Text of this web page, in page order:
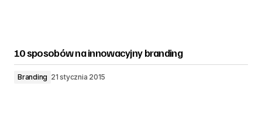
10 sposobów na innowacyjny branding
Branding 21 stycznia 2015